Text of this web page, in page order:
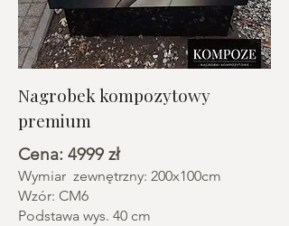
Nagrobek kompozytowy
premium
Cena: 4999 zł
Wymiar zewnętrzny: 200x100cm
Wzór: CM6
Podstawa wys. 40 cm